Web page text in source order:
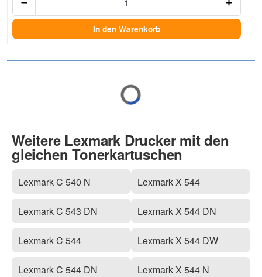
In den Warenkorb
Weitere Lexmark Drucker mit den
gleichen Tonerkartuschen
Lexmark C 540 N
Lexmark C 543 DN
Lexmark C 544
Lexmark C 544 DN
Lexmark X 544
Lexmark X 544 DN
Lexmark X 544 DW
Lexmark X 544 N